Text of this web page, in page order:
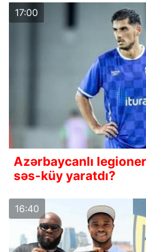
17:00
Azərbaycanlı
səs-küy yaratdı?
16:40